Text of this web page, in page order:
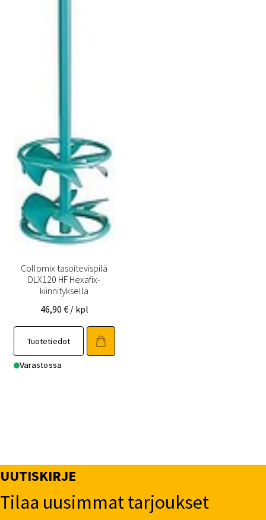
Collomix tasoitevispilä
DLX120 HF Hexafix-
kiinnityksellä
46,90 € / kpl
Tuotetiedot
Varastossa
UUTISKIRJE
Tilaa uusimmat tarjoukset